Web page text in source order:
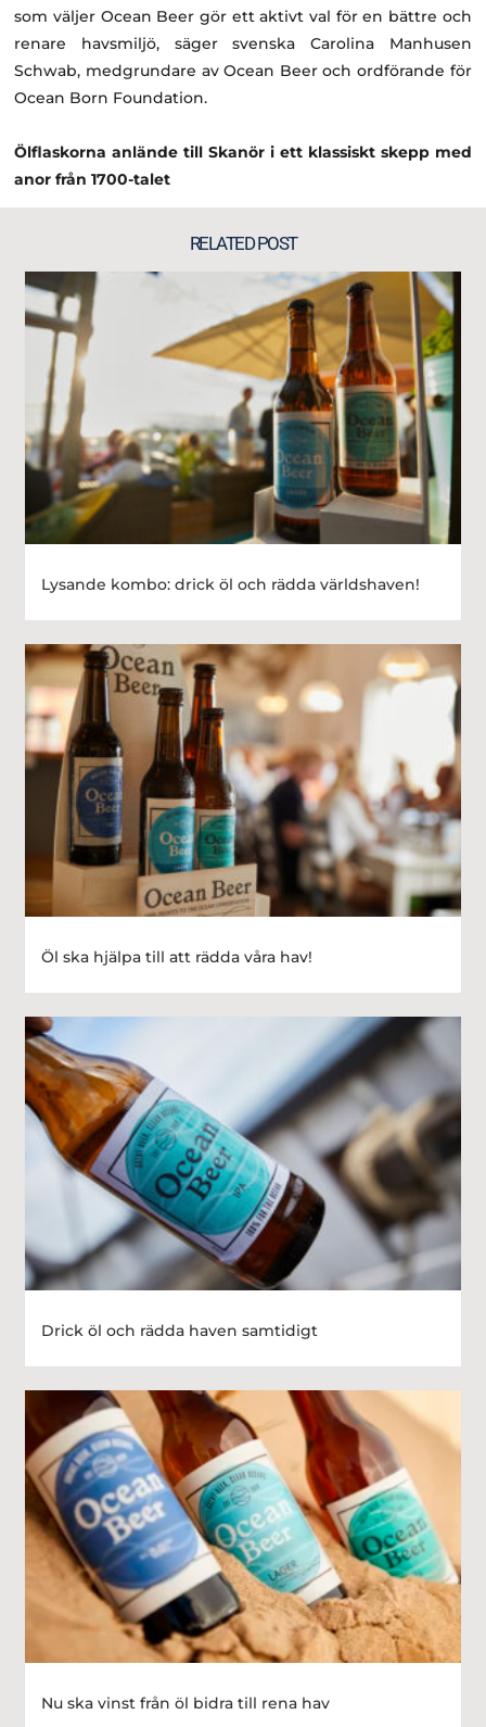
som väljer Ocean Beer gör ett aktivt val för en bättre och
renare havsmiljö, säger svenska Carolina Manhusen
Schwab, medgrundare av Ocean Beer och ordförande för
Ocean Born Foundation.
Ölflaskorna anlände till Skanör i ett klassiskt skepp med
anor från 1700-talet
RELATED POST
Lysande kombo: drick öl och rädda världshaven!
Öl ska hjälpa till att rädda våra hav!
Drick öl och rädda haven samtidigt
Nu ska vinst från öl bidra till rena hav